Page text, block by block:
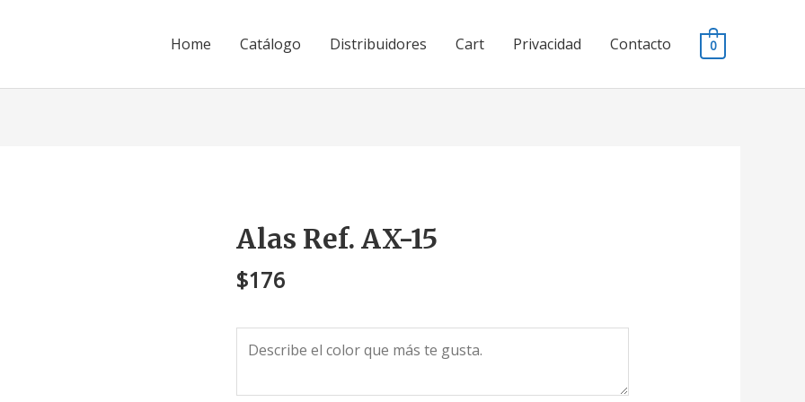
Home Catálogo Distribuidores Cart Privacidad Contacto 0
Alas Ref. AX-15
$176
Alas
Ref.
AX-